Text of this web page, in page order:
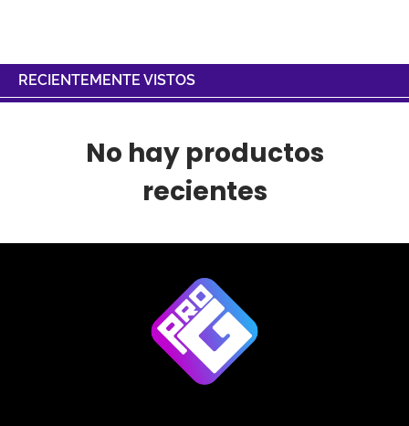
RECIENTEMENTE VISTOS
No hay productos
recientes